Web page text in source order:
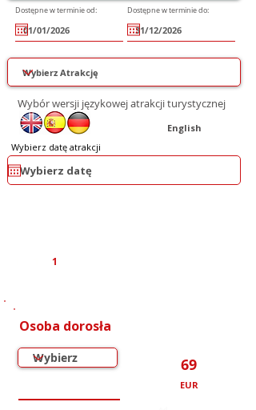
Dostępne w terminie od: Dostępne w terminie do:
Wybór wersji językowej atrakcji turystycznej
English
Wybierz datę atrakcji
1
Osoba dorosła
69
EUR